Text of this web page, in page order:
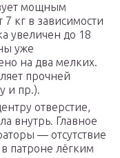
мощным
кг в зависимости
увеличен до 18
уже
на два мелких.
прочней
и пр.).
отверстие,
внутрь. Главное
— отсутствие
патроне лёгким